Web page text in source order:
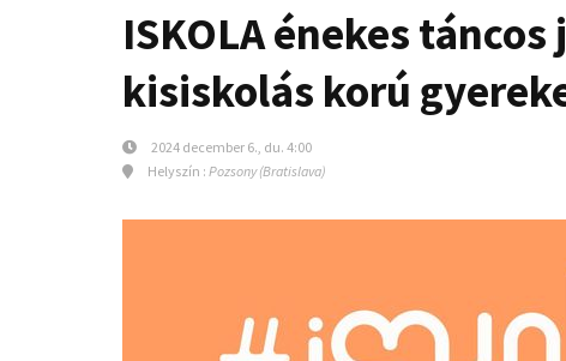
ISKOLA énekes
kisiskolás korú
2024 december 6., du. 4:00
Helyszín : Pozsony (Bratislava)